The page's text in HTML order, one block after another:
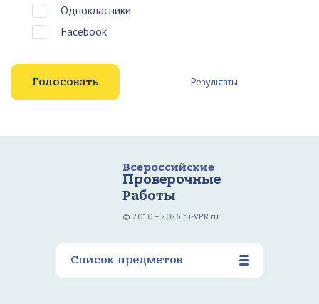
Однокласники
Facebook
Результаты
Всероссийские
Проверочные
Работы
© 2010 – 2026 ru-VPR.ru
Список предметов